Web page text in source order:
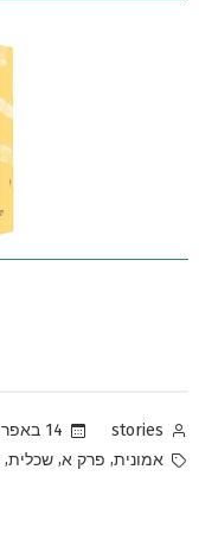
Posted
by
stories 14 באפריל 2024
Tags:
אמונית, פרק א, שכלית,